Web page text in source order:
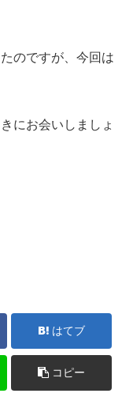
のですが、今回は
にお会いしましょ
はてブ
コピー